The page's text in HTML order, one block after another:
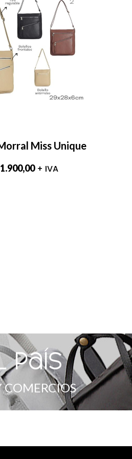
Miss Unique
+ IVA
país
COMERCIOS